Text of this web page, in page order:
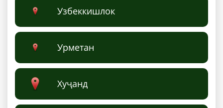
Узбеккишлок
Урмeтан
Хуҷанд